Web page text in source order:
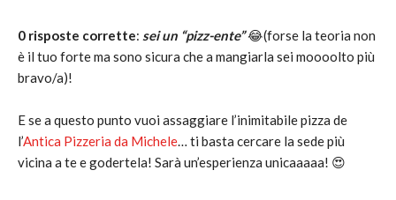
0 risposte corrette: sei un “pizz-ente”😂(forse la teoria non
è il tuo forte ma sono sicura che a mangiarla sei moooolto più
bravo/a)!
E se a questo punto vuoi assaggiare l’inimitabile pizza de
l’Antica Pizzeria da Michele… ti basta cercare la sede più
vicina a te e godertela! Sarà un’esperienza unicaaaaa! 😍